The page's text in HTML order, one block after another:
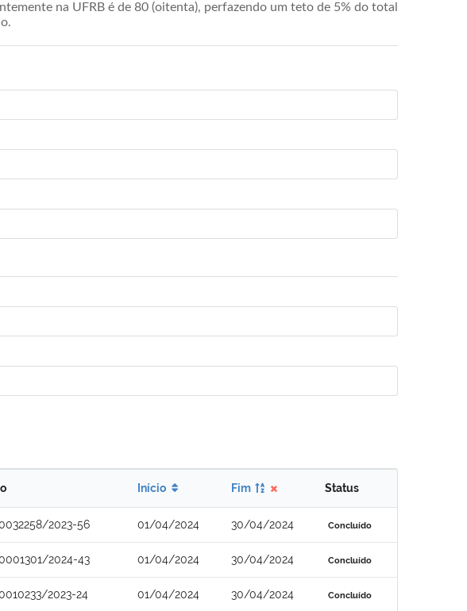
na UFRB é de 80 (oitenta), perfazendo um teto de 5% do total
Início Fim Status
2023-56 01/04/2024 30/04/2024 Concluído
2024-43 01/04/2024 30/04/2024 Concluído
2023-24 01/04/2024 30/04/2024 Concluído